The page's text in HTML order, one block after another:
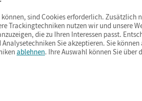
in 3–6 Tagen).
sind Cookies erforderlich. Zusätzlich
Trackingtechniken nutzen wir und unsere
die zu Ihren Interessen passt.
Sie akzeptieren. Sie
ablehnen. Ihre Auswahl können Sie über